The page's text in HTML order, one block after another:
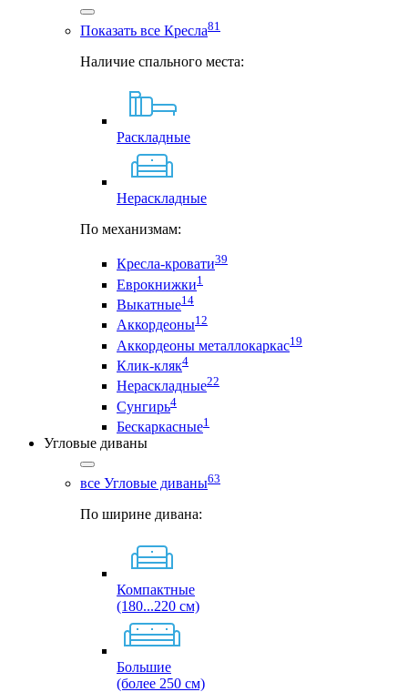
Показать все Кресла81
Наличие спального места:
Раскладные
Нераскладные
По механизмам:
Кресла-кровати39
Еврокнижки1
Выкатные14
Аккордеоны12
Аккордеоны металлокаркас19
Клик-кляк4
Нераскладные22
Сунгирь4
Бескаркасные1
Угловые диваны
все Угловые диваны63
По ширине дивана:
Компактные
(180...220 см)
Большие
(более 250 см)